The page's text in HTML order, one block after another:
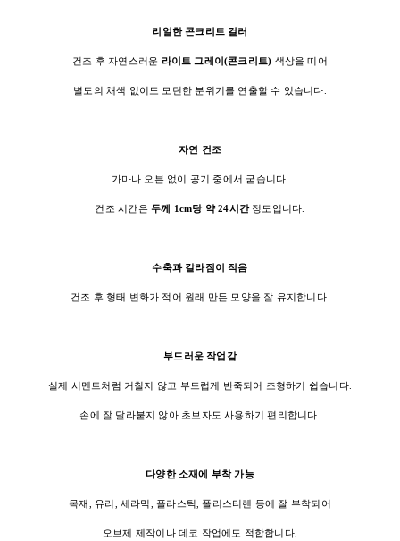
리얼한 콘크리트 컬러
건조 후 자연스러운 라이트 그레이(콘크리트) 색상을 띠어
별도의 채색 없이도 모던한 분위기를 연출할 수 있습니다.
자연 건조
가마나 오븐 없이 공기 중에서 굳습니다.
건조 시간은 두께 1cm당 약 24시간정도입니다.
수축과 갈라짐이 적음
건조 후 형태 변화가 적어 원래 만든 모양을 잘 유지합니다.
부드러운 작업감
실제 시멘트처럼 거칠지 않고 부드럽게 반죽되어 조형하기 쉽습니다.
손에 잘 달라붙지 않아 초보자도 사용하기 편리합니다.
다양한 소재에 부착 가능
목재, 유리, 세라믹, 플라스틱, 폴리스티렌 등에 잘 부착되어
오브제 제작이나 데코 작업에도 적합합니다.